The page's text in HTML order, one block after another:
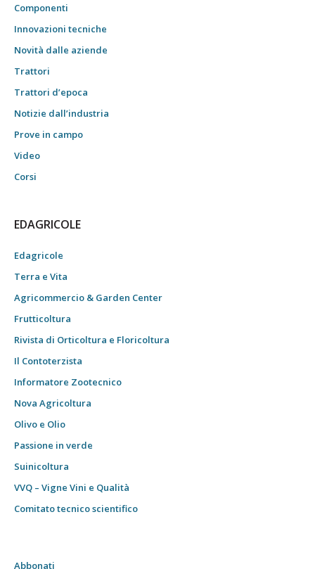
Componenti
Innovazioni tecniche
Novità dalle aziende
Trattori
Trattori d’epoca
Notizie dall’industria
Prove in campo
Video
Corsi
EDAGRICOLE
Edagricole
Terra e Vita
Agricommercio & Garden Center
Frutticoltura
Rivista di Orticoltura e Floricoltura
Il Contoterzista
Informatore Zootecnico
Nova Agricoltura
Olivo e Olio
Passione in verde
Suinicoltura
VVQ – Vigne Vini e Qualità
Comitato tecnico scientifico
Abbonati